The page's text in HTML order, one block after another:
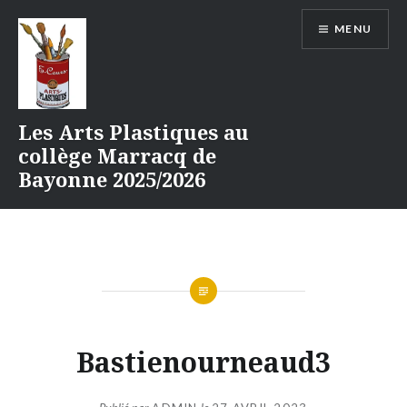
contenu
Les Arts Plastiques au
collège Marracq de
Bayonne 2025/2026
MENU
Bastienourneaud3